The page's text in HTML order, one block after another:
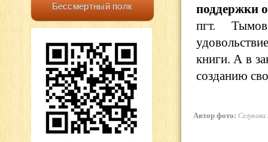
Бессмертный полк
поддержки
пгт.
книги. А в
созданию
Автор фото: